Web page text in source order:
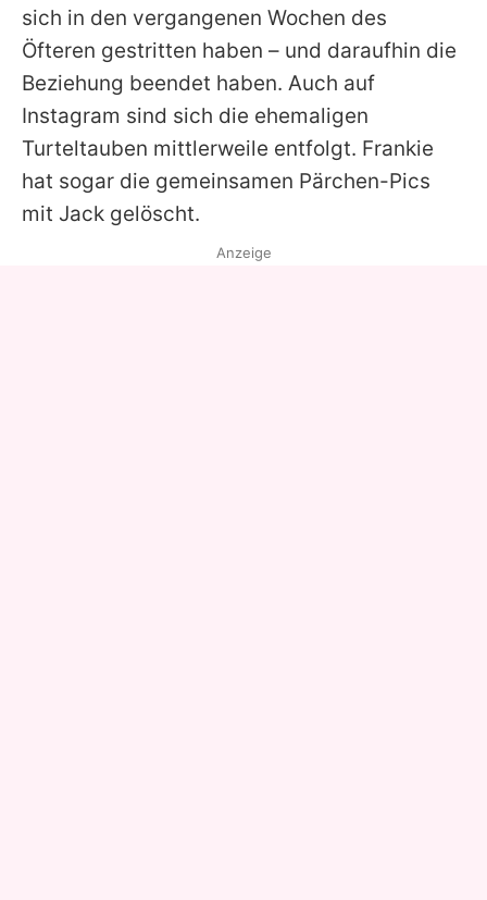
sich in den vergangenen Wochen des
Öfteren gestritten haben – und daraufhin die
Beziehung beendet haben. Auch auf
Instagram sind sich die ehemaligen
Turteltauben mittlerweile entfolgt. Frankie
hat sogar die gemeinsamen Pärchen-Pics
mit Jack gelöscht.
Anzeige